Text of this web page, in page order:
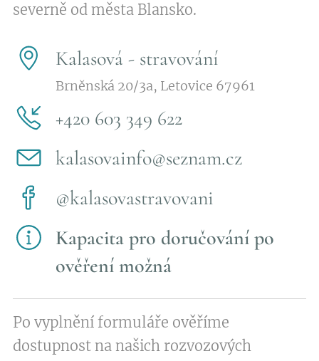
severně od města Blansko.
Kalasová - stravování
Brněnská 20/3a, Letovice 67961
+420 603 349 622
kalasovainfo@seznam.cz
@kalasovastravovani
Kapacita pro doručování po
ověření možná
Po vyplnění formuláře ověříme
dostupnost na našich rozvozových